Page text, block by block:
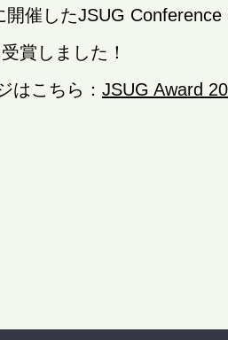
開催したJSUG
賞しました！
はこちら： JSUG Award